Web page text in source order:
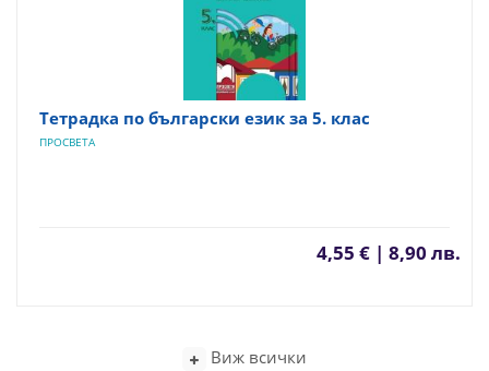
Тетрадка по български език за 5. клас
ПРОСВЕТА
4,55 € | 8,90 лв.
Виж всички